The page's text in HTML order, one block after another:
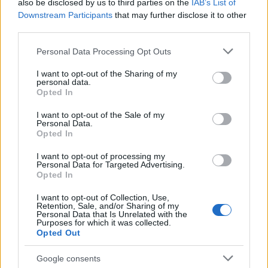
also be disclosed by us to third parties on the IAB’s List of
Downstream Participants that may further disclose it to other
Please note that this website/app uses one or more Google
not limited to your visit or usage behaviour. You may click to
grant or deny consent to Google and its third-party tags to
use your data for below specified purposes in below Google
consent section.
Personal Data Processing Opt Outs
I want to opt-out of the Sharing of my
personal data.
Opted In
I want to opt-out of the Sale of my
Personal Data.
Opted In
I want to opt-out of processing my
Personal Data for Targeted Advertising.
Opted In
I want to opt-out of Collection, Use,
Retention, Sale, and/or Sharing of my
Personal Data that Is Unrelated with the
Purposes for which it was collected.
Opted Out
Google consents
ενόρκων και δύο αναπληρωματικών ενόρκων, που
θα βρίσκονται καθ’ όλη τη διάρκεια της δίκης στην
αίθουσα.
Η δίκη, που ξεκίνησε στις 18 Ιανουαρίου,
διακόπηκε όταν το δικαστήριο έκανε δεκτό το
αίτημα κάποιων εκ των δικηγόρων που
επικαλέστηκαν κώλυμα που συνδέεται με άλλη
δίκη που βρίσκεται σε εξέλιξη, σε ανώτερο
δικαστήριο.
Οι δώδεκα κατηγορούμενοι (ηλικίας 21 έως 26 ετών
και όλοι προσωρινά κρατούμενοι σε διάφορα
σωφρονιστικά καταστήματα ανά την Ελλάδα)
εκπροσωπούνται από τουλάχιστον 25 δικηγόρους,